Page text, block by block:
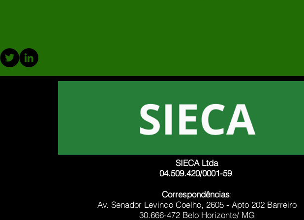
SIECA Ltda
04.509.420/0001-59
Correspondências:
Av. Senador Levindo Coelho, 2605 - Apto 202 Barreiro
30.666-472 Belo Horizonte/ MG